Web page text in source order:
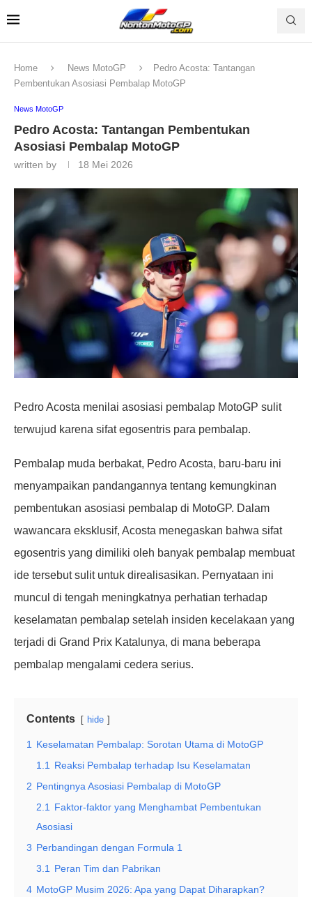
Home News MotoGP
Pedro Acosta: Tantangan
Pembentukan Asosiasi Pembalap MotoGP
News MotoGP
Pedro Acosta: Tantangan Pembentukan
Asosiasi Pembalap MotoGP
written by 18 Mei 2026
Pedro Acosta menilai asosiasi pembalap MotoGP sulit
terwujud karena sifat egosentris para pembalap.
Pembalap muda berbakat, Pedro Acosta, baru-baru ini
menyampaikan pandangannya tentang kemungkinan
pembentukan asosiasi pembalap di MotoGP. Dalam
wawancara eksklusif, Acosta menegaskan bahwa sifat
egosentris yang dimiliki oleh banyak pembalap membuat
ide tersebut sulit untuk direalisasikan. Pernyataan ini
muncul di tengah meningkatnya perhatian terhadap
keselamatan pembalap setelah insiden kecelakaan yang
terjadi di Grand Prix Katalunya, di mana beberapa
pembalap mengalami cedera serius.
Contents hide
1
Keselamatan Pembalap: Sorotan Utama di MotoGP
1.1
Reaksi Pembalap terhadap Isu Keselamatan
2 Pentingnya Asosiasi Pembalap di MotoGP
2.1
Faktor-faktor yang Menghambat Pembentukan
Asosiasi
3 Perbandingan dengan Formula 1
3.1
Peran Tim dan Pabrikan
4 MotoGP Musim 2026: Apa yang Dapat Diharapkan?